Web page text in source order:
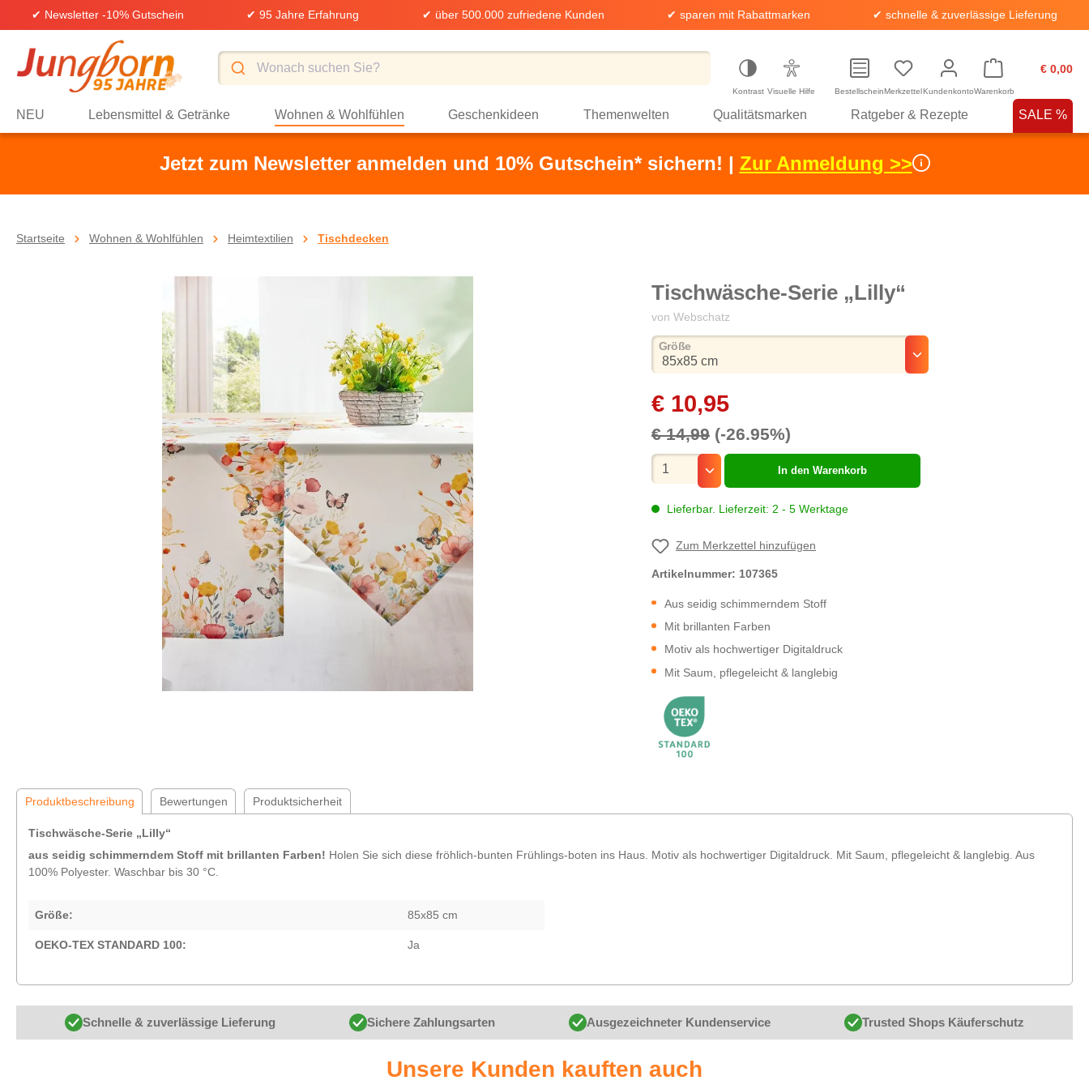
Zur Hauptnavigation springen
✔ Newsletter -10% Gutschein ✔ 95 Jahre Erfahrung ✔ über 500.000 zufriedene Kunden ✔ sparen mit Rabattmarken ✔ schnelle & zuverlässige Lieferung
Kontrast Visuelle Hilfe BestellscheinMerkzettelKundenkonto
€ 0,00
Warenkorb
NEU Lebensmittel & Getränke Wohnen & Wohlfühlen Geschenkideen Themenwelten Qualitätsmarken Ratgeber & Rezepte SALE %
Jetzt zum Newsletter anmelden und 10% Gutschein* sichern! | Zur Anmeldung >>
Startseite Wohnen & Wohlfühlen Heimtextilien Tischdecken
Tischwäsche-Serie „Lilly“
von Webschatz
€ 10,95
€ 14,99 (-26.95%)
Lieferbar. Lieferzeit: 2 - 5 Werktage
Größeauswählen
Mengenauswahl
In den Warenkorb
Zum Merkzettel hinzufügen
Artikelnummer: 107365
Aus seidig schimmerndem Stoff
Mit brillanten Farben
Motiv als hochwertiger Digitaldruck
Mit Saum, pflegeleicht & langlebig
Produktbeschreibung Bewertungen Produktsicherheit
Tischwäsche-Serie „Lilly“
aus seidig schimmerndem Stoff mit brillanten Farben! Holen Sie sich diese fröhlich-bunten Frühlings-boten ins Haus. Motiv als hochwertiger Digitaldruck. Mit Saum, pflegeleicht & langlebig. Aus
100% Polyester. Waschbar bis 30 °C.
Größe: 85x85 cm
OEKO-TEX STANDARD 100: Ja
Schnelle & zuverlässige Lieferung Sichere Zahlungsarten Ausgezeichneter Kundenservice Trusted Shops Käuferschutz
Unsere Kunden kauften auch